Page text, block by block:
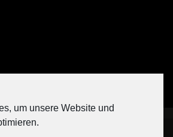
um unsere Website und